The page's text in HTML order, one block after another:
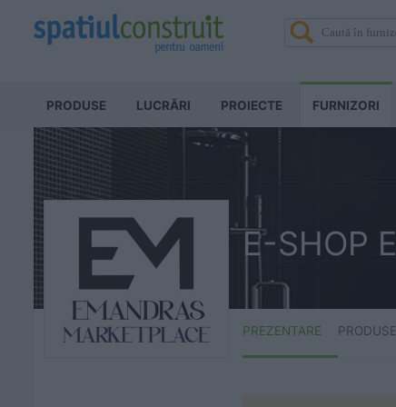
PRODUSE LUCRĂRI PROIECTE FURNIZORI
E-SHOP
PREZENTARE PRODUSE